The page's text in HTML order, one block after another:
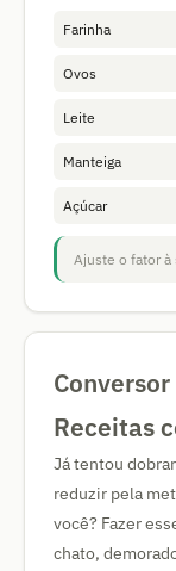
Farinha
Ovos
Leite
Manteiga
Açúcar
Ajuste o fator à
Receitas
Já tentou
reduzir pela
você? Fazer
chato,